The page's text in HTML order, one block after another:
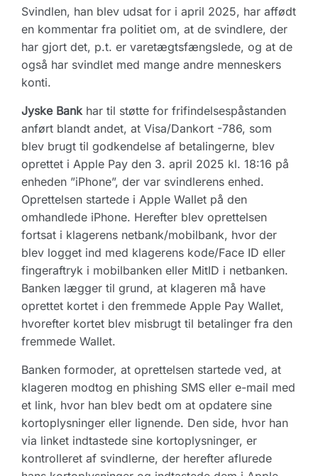
Svindlen, han blev udsat for i april 2025, har affødt
en kommentar fra politiet om, at de svindlere, der
har gjort det, p.t. er varetægtsfængslede, og at de
også har svindlet med mange andre menneskers
konti.
Jyske Bankhar til støtte for frifindelsespåstanden
anført blandt andet, at Visa/Dankort -786, som
blev brugt til godkendelse af betalingerne, blev
oprettet i Apple Pay den 3. april 2025 kl. 18:16 på
enheden ”iPhone”, der var svindlerens enhed.
Oprettelsen startede i Apple Wallet på den
omhandlede iPhone. Herefter blev oprettelsen
fortsat i klagerens netbank/mobilbank, hvor der
blev logget ind med klagerens kode/Face ID eller
fingeraftryk i mobilbanken eller MitID i netbanken.
Banken lægger til grund, at klageren må have
oprettet kortet i den fremmede Apple Pay Wallet,
hvorefter kortet blev misbrugt til betalinger fra den
fremmede Wallet.
Banken formoder, at oprettelsen startede ved, at
klageren modtog en phishing SMS eller e-mail med
et link, hvor han blev bedt om at opdatere sine
kortoplysninger eller lignende. Den side, hvor han
via linket indtastede sine kortoplysninger, er
kontrolleret af svindlerne, der herefter aflurede